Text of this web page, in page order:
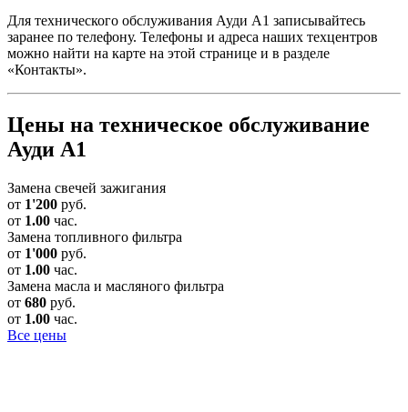
Для технического обслуживания Ауди А1 записывайтесь
заранее по телефону. Телефоны и адреса наших техцентров
можно найти на карте на этой странице и в разделе
«Контакты».
Цены на техническое обслуживание
Ауди А1
Замена свечей зажигания
от 1'200 руб.
от 1.00 час.
Замена топливного фильтра
от 1'000 руб.
от 1.00 час.
Замена масла и масляного фильтра
от 680 руб.
от 1.00 час.
Все цены